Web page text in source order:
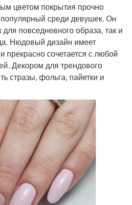
цветом покрытия прочно
среди девушек. Он
повседневного образа, так и
Нюдовый дизайн имеет
прекрасно сочетается с любой
Декором для трендового
стразы, фольга, пайетки и